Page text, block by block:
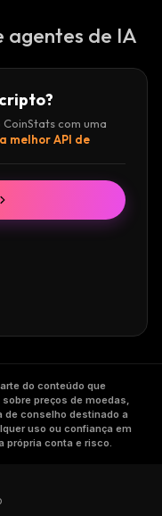
agentes de IA
com uma
melhor API de
do conteúdo que
preços de moedas,
de conselho destinado a
uso ou confiança em
própria conta e risco.